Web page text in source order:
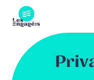
content